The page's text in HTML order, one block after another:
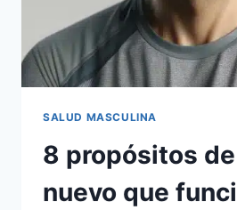
SALUD MASCULINA
8 propósitos
nuevo que